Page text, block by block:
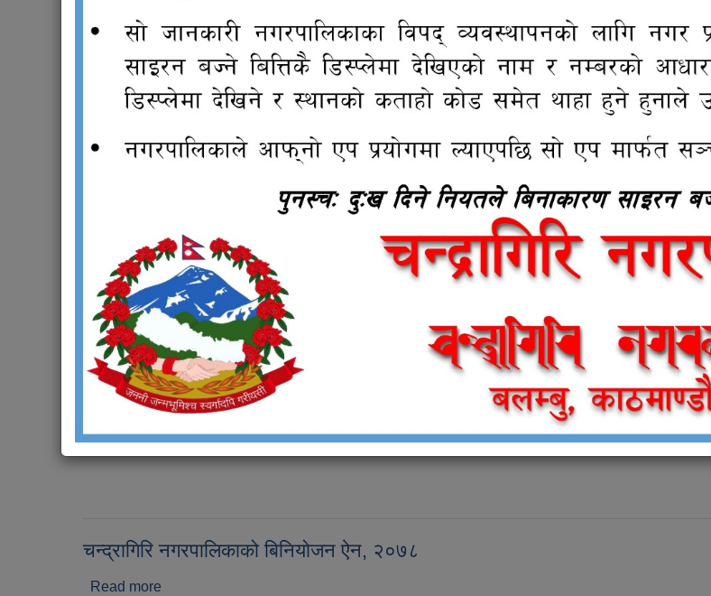
चन्द्रागिरि नगरपालिकाको विनियोजन ऐन, २०८०
Read more
आ.व २०८०/०८१ को विषयगत क्षेत्र र उपक्षेत्रगत नीति तथा कार्यक्रम |
about आ.व २०८०/०८१ को विषयगत क्षेत्र र उपक्षेत्रगत नीति तथा कार्यक्रम |
विनियोजन ऐन, २०७९
Read moreabout विनियोजन ऐन, २०७९
विनियोजन ऐन, २०७९
चन्द्रागिरि नगरपालिकाको बिनियोजन ऐन, २०७८
Read more